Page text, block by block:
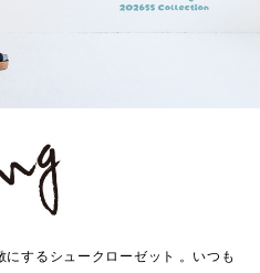
にするシュークローゼット 。いつも